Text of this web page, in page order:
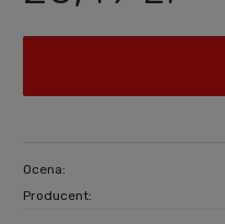
Ocena:
Producent: